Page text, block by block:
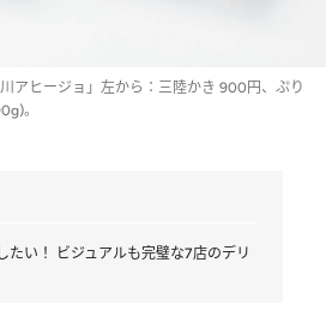
川アヒージョ」左から：三陸かき 900円、ぷり
。
たい！ ビジュアルも完璧な7店のデリ